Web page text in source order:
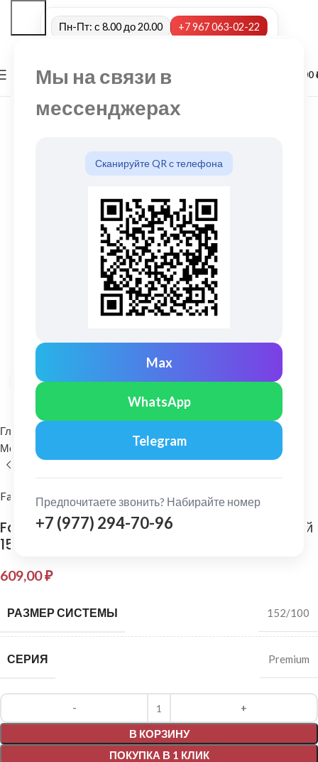
Мы на связи в
мессенджерах
Сканируйте QR с телефона
Max
WhatsApp
Telegram
Предпочитаете звонить? Набирайте номер
+7 (977) 294-70-96
Пн-Пт: с 8.00 до 20.00 +7 967 063-02-22
МЕНЮ 0,00
Нажмите, чтобы увеличить
Главная
Металлические водосточные системы
Кронштейн желоба
FarAcs PREMIUM
FarAcs PREMIUM: Кронштейн желоба длинный
152 мм Белый
609,00₽
РАЗМЕР СИСТЕМЫ 152/100
СЕРИЯ Premium
В КОРЗИНУ
ПОКУПКА В 1 КЛИК
Alternative: